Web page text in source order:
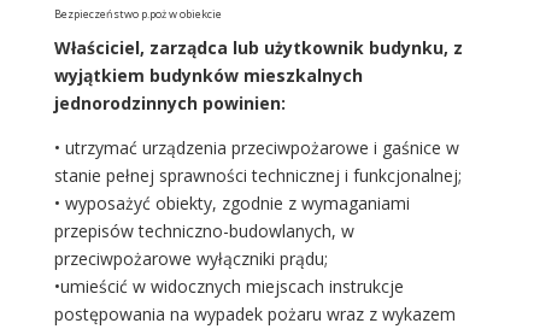
Bezpieczeństwo p.poż w obiekcie
Właściciel, zarządca lub użytkownik budynku, z
wyjątkiem budynków mieszkalnych
jednorodzinnych powinien:
• utrzymać urządzenia przeciwpożarowe i gaśnice w
stanie pełnej sprawności technicznej i funkcjonalnej;
• wyposażyć obiekty, zgodnie z wymaganiami
przepisów techniczno-budowlanych, w
przeciwpożarowe wyłączniki prądu;
•umieścić w widocznych miejscach instrukcje
postępowania na wypadek pożaru wraz z wykazem